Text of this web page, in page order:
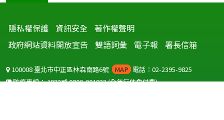
隱私權保護 資訊安全 著作權聲明
政府網站資料開放宣告
雙語詞彙 電子報 署長信箱
100008 臺北市中正區林森南路6號 MAP 電話：02-2395-9825
防疫專線：1922或0800-001922(全年無休免付費)